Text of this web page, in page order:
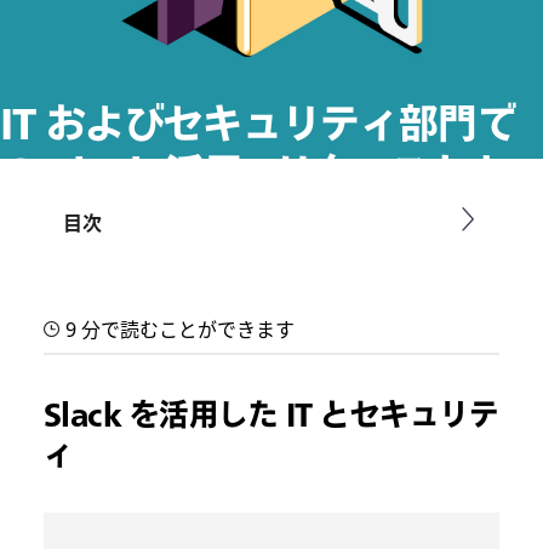
IT およびセキュリティ部門で
の Slack 活用 : リクエストと
インシデントへの対応を効率
このハウツーガイドは、IT およびセキュリティチームが Slack
目次
9 分で読むことができます
Slack を活用した IT とセキュリテ
ィ